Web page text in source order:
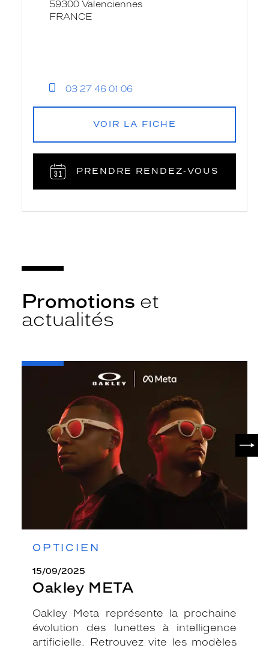
59300 Valenciennes
FRANCE
03 27 46 01 06
VOIR LA FICHE
PRENDRE RENDEZ‑VOUS
Promotions et
actualités
OPTICIEN
15/09/2025
Oakley META
Oakley Meta représente la prochaine
évolution des lunettes à intelligence
artificielle. Retrouvez vite les modèles
-